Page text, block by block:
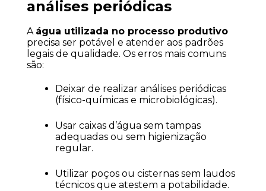
análises periódicas
A água utilizada no processo produtivo
precisa ser potável e atender aos padrões
legais de qualidade. Os erros mais comuns
são:
Deixar de realizar análises periódicas
(físico-químicas e microbiológicas).
Usar caixas d’água sem tampas
adequadas ou sem higienização
regular.
Utilizar poços ou cisternas sem laudos
técnicos que atestem a potabilidade.